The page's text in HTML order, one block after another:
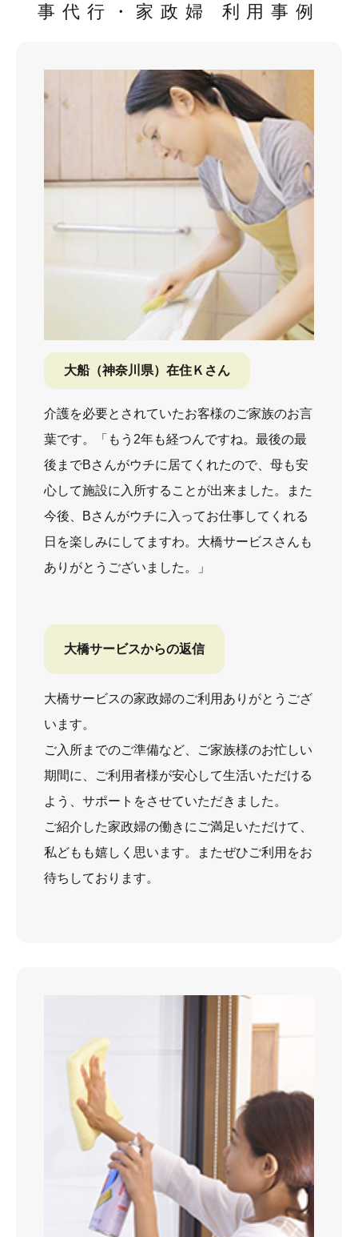
事代行・家政婦 利用事例
大船（神奈川県）在住Ｋさん
介護を必要とされていたお客様のご家族のお言
葉です。「もう2年も経つんですね。最後の最
後までBさんがウチに居てくれたので、母も安
心して施設に入所することが出来ました。また
今後、Bさんがウチに入ってお仕事してくれる
日を楽しみにしてますわ。大橋サービスさんも
ありがとうございました。」
大橋サービスからの返信
大橋サービスの家政婦のご利用ありがとうござ
います。
ご入所までのご準備など、ご家族様のお忙しい
期間に、ご利用者様が安心して生活いただける
よう、サポートをさせていただきました。
ご紹介した家政婦の働きにご満足いただけて、
私どもも嬉しく思います。またぜひご利用をお
待ちしております。